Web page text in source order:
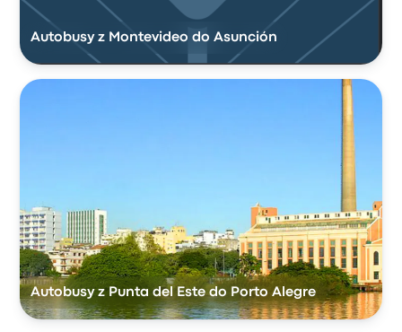
Autobusy z Montevideo do Asunción
Autobusy z Punta del Este do Porto Alegre